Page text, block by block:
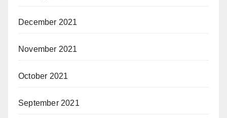
December 2021
November 2021
October 2021
September 2021